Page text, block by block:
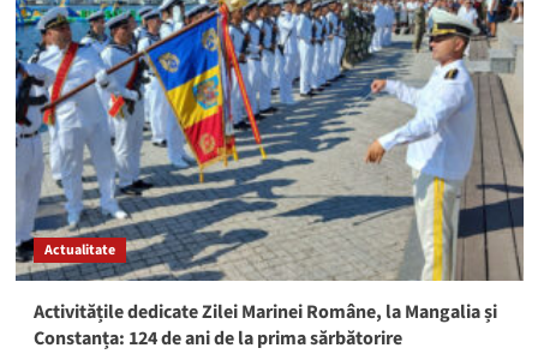
Actualitate
Activitățile dedicate Zilei Marinei Române, la Mangalia și
Constanța: 124 de ani de la prima sărbătorire